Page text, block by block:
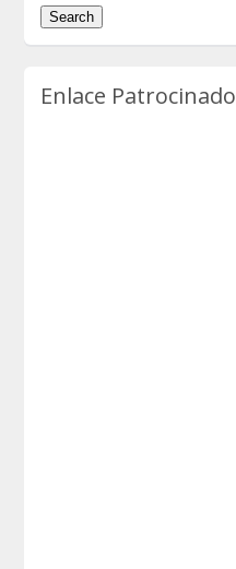
Enlace Patrocinado